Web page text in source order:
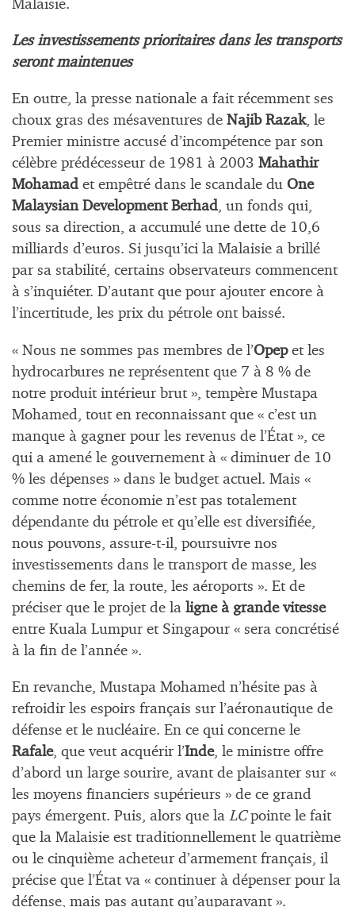
Malaisie.
Les investissements prioritaires dans les transports
seront maintenues
En outre, la presse nationale a fait récemment ses
choux gras des mésaventures de Najib Razak, le
Premier ministre accusé d’incompétence par son
célèbre prédécesseur de 1981 à 2003 Mahathir
Mohamad et empêtré dans le scandale du One
Malaysian Development Berhad, un fonds qui,
sous sa direction, a accumulé une dette de 10,6
milliards d’euros. Si jusqu’ici la Malaisie a brillé
par sa stabilité, certains observateurs commencent
à s’inquiéter. D’autant que pour ajouter encore à
l’incertitude, les prix du pétrole ont baissé.
« Nous ne sommes pas membres de l’Opepet les
hydrocarbures ne représentent que 7 à 8 % de
notre produit intérieur brut », tempère Mustapa
Mohamed, tout en reconnaissant que « c’est un
manque à gagner pour les revenus de l’État », ce
qui a amené le gouvernement à « diminuer de 10
% les dépenses » dans le budget actuel. Mais «
comme notre économie n’est pas totalement
dépendante du pétrole et qu’elle est diversifiée,
nous pouvons, assure-t-il, poursuivre nos
investissements dans le transport de masse, les
chemins de fer, la route, les aéroports ». Et de
préciser que le projet de la ligne à grande vitesse
entre Kuala Lumpur et Singapour « sera concrétisé
à la fin de l’année ».
En revanche, Mustapa Mohamed n’hésite pas à
refroidir les espoirs français sur l’aéronautique de
défense et le nucléaire. En ce qui concerne le
Rafale, que veut acquérir l’Inde, le ministre offre
d’abord un large sourire, avant de plaisanter sur «
les moyens financiers supérieurs » de ce grand
pays émergent. Puis, alors que la LCpointe le fait
que la Malaisie est traditionnellement le quatrième
ou le cinquième acheteur d’armement français, il
précise que l’État va « continuer à dépenser pour la
défense, mais pas autant qu’auparavant ».